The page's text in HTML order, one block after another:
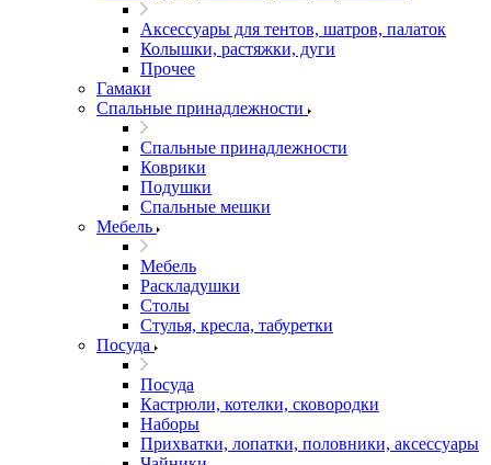
Аксессуары для тентов, шатров, палаток
Колышки, растяжки, дуги
Прочее
Гамаки
Спальные принадлежности
Спальные принадлежности
Коврики
Подушки
Спальные мешки
Мебель
Мебель
Раскладушки
Столы
Стулья, кресла, табуретки
Посуда
Посуда
Кастрюли, котелки, сковородки
Наборы
Прихватки, лопатки, половники, аксессуары